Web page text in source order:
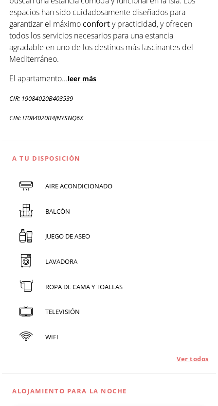
espacios han sido cuidadosamente diseñados para
garantizar el máximo conforty practicidad, y ofrecen
todos los servicios necesarios para una estancia
agradable en uno de los destinos más fascinantes del
Mediterráneo.
El apartamento...leer más
CIR: 19084020B403539
CIN: IT084020B4JNYSNQ6X
A TU DISPOSICIÓN
AIRE ACONDICIONADO
BALCÓN
JUEGO DE ASEO
LAVADORA
ROPA DE CAMA Y TOALLAS
TELEVISIÓN
WIFI
Ver todos
ALOJAMIENTO PARA LA NOCHE